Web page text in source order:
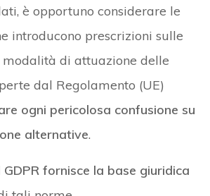
è opportuno considerare le
introducono prescrizioni sulle
di attuazione delle
dal Regolamento (UE)
ogni pericolosa confusione su
alternative.
GDPR fornisce la base giuridica